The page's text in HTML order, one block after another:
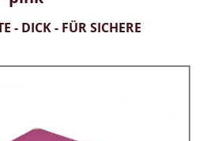
- DICK - FÜR SICHERE